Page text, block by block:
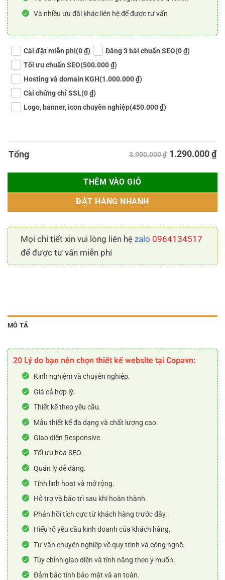
Và nhiều ưu đãi khác liên hệ để được tư vấn
Cài đặt miễn phí(0 ₫) Đăng 3 bài chuẩn SEO(0 ₫)
Tối ưu chuẩn SEO(500.000 ₫)
Hosting và domain KGH(1.000.000 ₫)
Cài chứng chỉ SSL(0 ₫)
Logo, banner, icon chuyên nghiệp(450.000 ₫)
Tổng 3.900.000 ₫ 1.290.000₫
THÊM VÀO GIỎ
ĐẶT HÀNG NHANH
Mọi chi tiết xin vui lòng liên hệ zalo 0964134517
để được tư vấn miễn phí
MÔ TẢ
20 Lý do bạn nên chọn thiết kế website tại Copavn:
Kinh nghiệm và chuyên nghiệp.
Giá cả hợp lý.
Thiết kế theo yêu cầu.
Mẫu thiết kế đa dạng và chất lượng cao.
Giao diện Responsive.
Tối ưu hóa SEO.
Quản lý dễ dàng.
Tính linh hoạt và mở rộng.
Hỗ trợ và bảo trì sau khi hoàn thành.
Phản hồi tích cực từ khách hàng trước đây.
Hiểu rõ yêu cầu kinh doanh của khách hàng.
Tư vấn chuyên nghiệp về quy trình và công nghệ.
Tùy chỉnh giao diện và tính năng theo ý muốn.
Đảm bảo tính bảo mật và an toàn.